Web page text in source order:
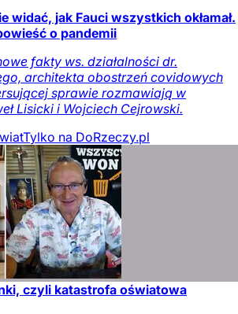
widać, jak Fauci wszystkich okłamał.
o pandemii
fakty ws. działalności dr.
architekta obostrzeń covidowych
sprawie rozmawiają w
Lisicki i Wojciech Cejrowski.
Tylko na DoRzeczy.pl
czyli katastrofa oświatowa